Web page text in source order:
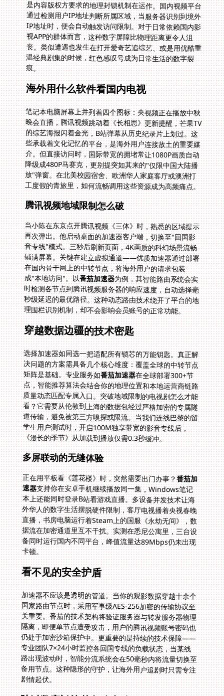
痕。
海外用什么软件看国内电视
笔记本电脑屏幕上并列着四个图标：央视频正在播放中秋
晚会直播，腾讯视频跳动着《长相思》更新提醒，芒果TV
的综艺海报闪着金光，B站弹幕从历史纪录片上划过。这
些承载着文化记忆的平台，是海外用户连接故土的重要媒
介。但直接访问时，国际带宽的拥堵常让1080P画质自动
降级成480P马赛克，更别提突如其来的"仅限中国大陆播
放"弹窗。在北美校园宿舍、欧洲华人家庭客厅或澳洲打
工度假的青旅里，如何流畅调用这些资源成为高频痛点。
腾讯视频地域限制怎么破
当小陈在东京点开腾讯视频《三体》时，熟悉的区域提示
再次弹出。他启动桌面的加速器客户端，切换至"回国影
音专线"模式。三秒后刷新页面，4K画质的科幻场景流畅
铺满屏幕。关键在建立虚拟通道——优质加速器通过部署
在国内骨干网上的中转节点，将海外用户的请求包装
成"本地访问"。以番茄加速器为例，其智能路由系统会实
时检测各节点到腾讯视频服务器的响应速度，自动选择毫
秒级延迟的最优路径。这种动态路由技术绕开了平台的地
理围栏识别机制，却不会影响会员账号的正常功能。
穿越数据边疆的技术密匙
选择加速器如同选一把适配所有锁芯的万能钥匙。真正解
决问题的方案需具备几个核心维度：覆盖全球的中转节点
矩阵是基础。专业服务如番茄加速器在全球部署300+节
点，智能推荐算法会结合你的地理位置和本地运营商链路
质量动态匹配专属入口。突破地域限制的电视剧怎么才能
看？它需要从伦敦到上海的数据包经过严格加密的专属隧
道传输，避免被第三方嗅探或限流。当我们连线巴黎的留
学生用户测试时，开启100M独享带宽的影音专线后，
《漫长的季节》从加载到播放仅需0.3秒缓冲。
多屏联动的无缝体验
正在用平板看《莲花楼》时，突然需要出门办事？番茄加
速器支持你在安卓手机继续播放同一集，Windows笔记
本上还能同时登录B站看游戏直播。多设备并发技术让海
外华人的数字生活摆脱硬件限制，客厅电视播着央视春晚
直播，书房电脑运行着Steam上的国服《永劫无间》，数
据流在加密通道里互不干扰。实测在悉尼公寓里，三台设
备同时运行国内不同平台，峰值流量达89Mbps仍未出现
卡顿。
看不见的安全护盾
加速器不应该是透明的管道。当你的观影数据穿越十余个
国家路由节点时，采用军事级AES-256加密的传输协议至
关重要。番茄的技术架构将验证服务器与转发服务器物理
隔离，即便单节点遭受攻击，用户的腾讯视频账号密码也
仍处于加密沙箱保护中。更重要的是持续的技术保障——
专业团队7×24小时监控各回国专线的负载状态，当某线
路出现波动时，智能分流系统会在50毫秒内将流量切换至
备用节点。这种隐形的守护，让海外用户追剧时只需专注
剧情起伏。